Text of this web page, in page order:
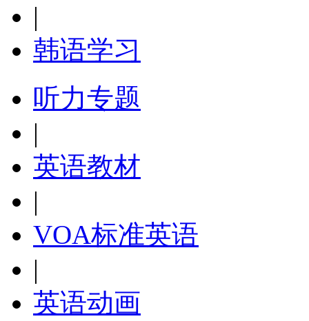
|
韩语学习
听力专题
|
英语教材
|
VOA标准英语
|
英语动画